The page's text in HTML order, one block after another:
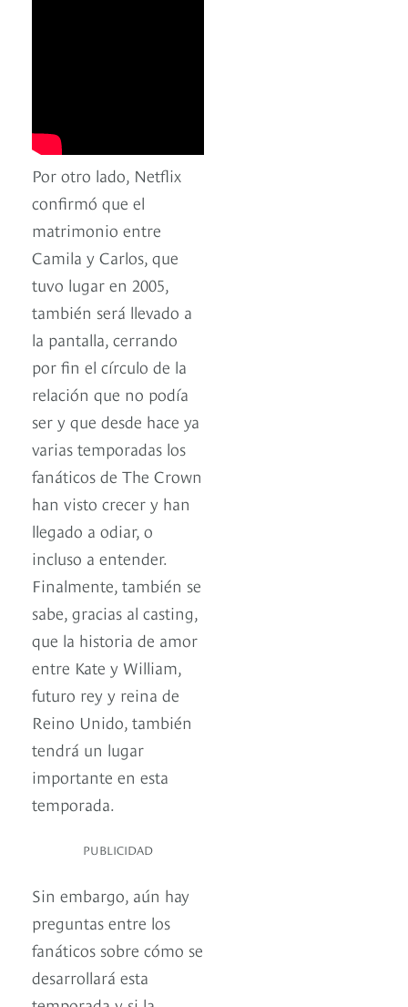
Por otro lado, Netflix
confirmó que el
matrimonio entre
Camila y Carlos, que
tuvo lugar en 2005,
también será llevado a
la pantalla, cerrando
por fin el círculo de la
relación que no podía
ser y que desde hace ya
varias temporadas los
fanáticos de The Crown
han visto crecer y han
llegado a odiar, o
incluso a entender.
Finalmente, también se
sabe, gracias al casting,
que la historia de amor
entre Kate y William,
futuro rey y reina de
Reino Unido, también
tendrá un lugar
importante en esta
temporada.
PUBLICIDAD
Sin embargo, aún hay
preguntas entre los
fanáticos sobre cómo se
desarrollará esta